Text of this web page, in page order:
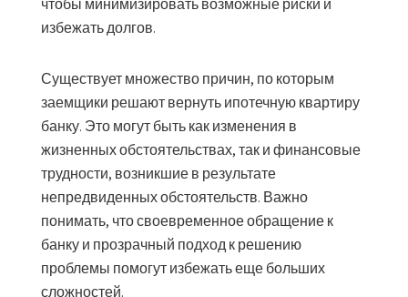
избежать долгов.
Существует множество причин, по которым
заемщики решают вернуть ипотечную квартиру
банку. Это могут быть как изменения в
жизненных обстоятельствах, так и финансовые
трудности, возникшие в результате
непредвиденных обстоятельств. Важно
понимать, что своевременное обращение к
банку и прозрачный подход к решению
проблемы помогут избежать еще больших
сложностей.